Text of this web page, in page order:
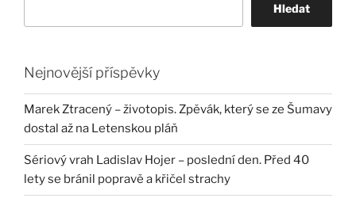
Hledat
Nejnovější příspěvky
Marek Ztracený – životopis. Zpěvák, který se ze Šumavy
dostal až na Letenskou pláň
Sériový vrah Ladislav Hojer – poslední den. Před 40
lety se bránil popravě a křičel strachy